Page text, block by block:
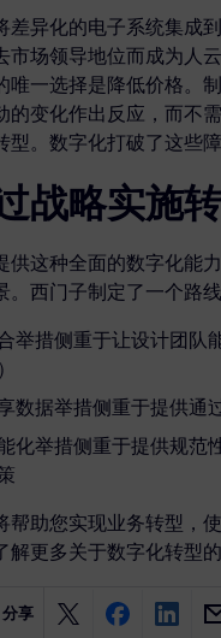
差异化的电子系统集成
市场领导地位而成为人
唯一选择是降低价格。
的变化作出反应，而不
型。数字化打破了这些
战略实施
供这种全面的数字化能
。西门子制定了一个路
举措侧重于让设计团队
数据举措侧重于提供通
化举措侧重于提供规范
帮助您实现业务转型，
解更多关于数字化转型
分享